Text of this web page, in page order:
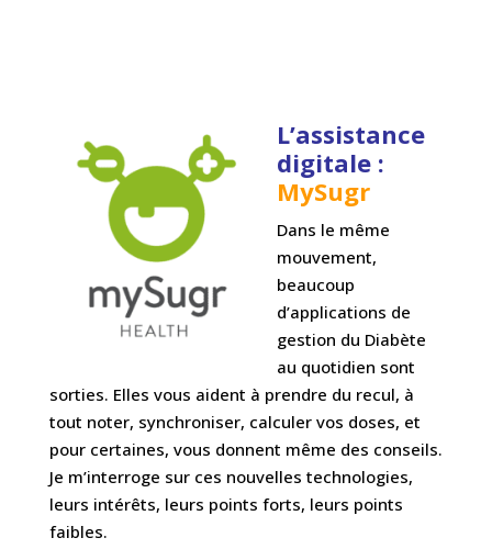
L’assistance
digitale :
MySugr
Dans le même
mouvement,
beaucoup
d’applications de
gestion du Diabète
au quotidien sont
sorties. Elles vous aident à prendre du recul, à
tout noter, synchroniser, calculer vos doses, et
pour certaines, vous donnent même des conseils.
Je m’interroge sur ces nouvelles technologies,
leurs intérêts, leurs points forts, leurs points
faibles.